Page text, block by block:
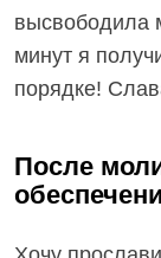
высвободила
минут я
порядке!
После